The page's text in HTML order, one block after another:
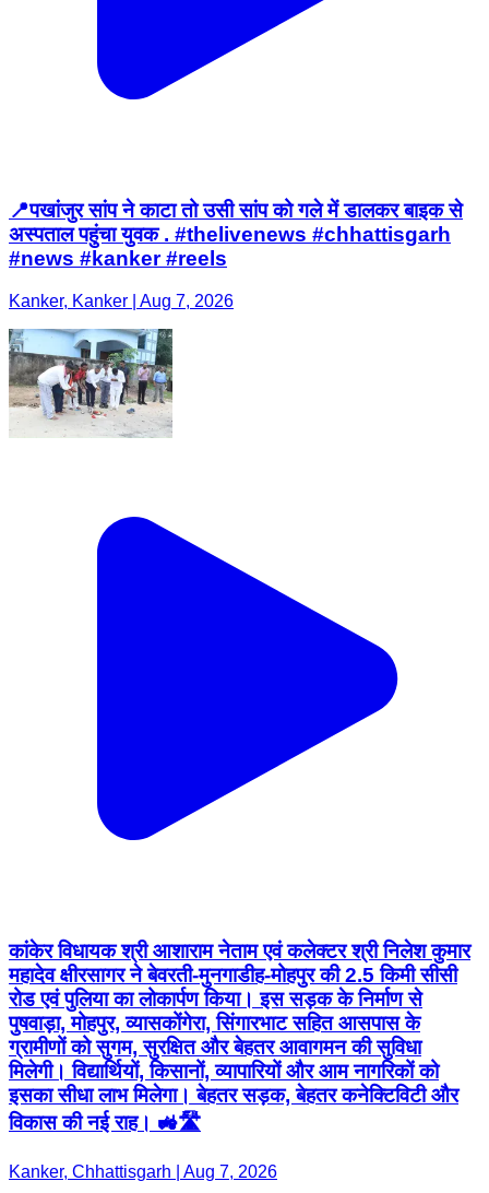
📍पखांजुर सांप ने काटा तो उसी सांप को गले में डालकर बाइक से
अस्पताल पहुंचा युवक . #thelivenews #chhattisgarh
#news #kanker #reels
Kanker, Kanker | Aug 7, 2026
कांकेर विधायक श्री आशाराम नेताम एवं कलेक्टर श्री निलेश कुमार
महादेव क्षीरसागर ने बेवरती-मुनगाडीह-मोहपुर की 2.5 किमी सीसी
रोड एवं पुलिया का लोकार्पण किया। इस सड़क के निर्माण से
पुषवाड़ा, मोहपुर, व्यासकोंगेरा, सिंगारभाट सहित आसपास के
ग्रामीणों को सुगम, सुरक्षित और बेहतर आवागमन की सुविधा
मिलेगी। विद्यार्थियों, किसानों, व्यापारियों और आम नागरिकों को
इसका सीधा लाभ मिलेगा। बेहतर सड़क, बेहतर कनेक्टिविटी और
विकास की नई राह। 🚜🛣️
Kanker, Chhattisgarh | Aug 7, 2026